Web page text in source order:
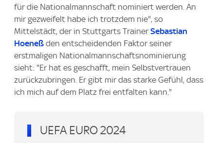
für die Nationalmannschaft nominiert werden. An
mir gezweifelt habe ich trotzdem nie", so
Mittelstädt, der in Stuttgarts Trainer Sebastian
Hoeneß den entscheidenden Faktor seiner
erstmaligen Nationalmannschaftsnominierung
sieht: "Er hat es geschafft, mein Selbstvertrauen
zurückzubringen. Er gibt mir das starke Gefühl, dass
ich mich auf dem Platz frei entfalten kann."
UEFA EURO 2024